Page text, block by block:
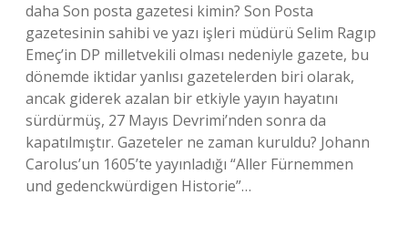
daha Son posta gazetesi kimin? Son Posta
gazetesinin sahibi ve yazı işleri müdürü Selim Ragıp
Emeç’in DP milletvekili olması nedeniyle gazete, bu
dönemde iktidar yanlısı gazetelerden biri olarak,
ancak giderek azalan bir etkiyle yayın hayatını
sürdürmüş, 27 Mayıs Devrimi’nden sonra da
kapatılmıştır. Gazeteler ne zaman kuruldu? Johann
Carolus’un 1605’te yayınladığı “Aller Fürnemmen
und gedenckwürdigen Historie”…